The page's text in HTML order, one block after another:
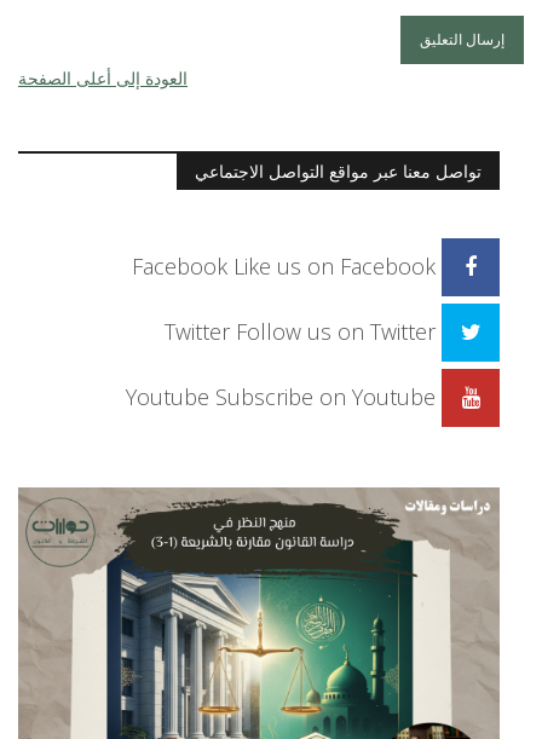
العودة إلى أعلى الصفحة
تواصل معنا عبر مواقع التواصل الاجتماعي
Facebook Like us on Facebook
Twitter Follow us on Twitter
Youtube Subscribe on Youtube